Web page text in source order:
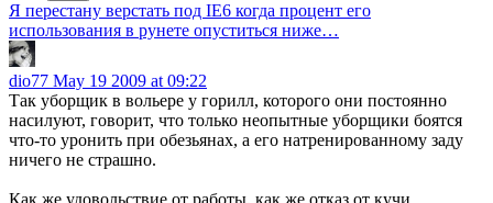
Я перестану верстать под IE6 когда процент его
использования в рунете опуститься ниже…
dio77 May 19 2009 at 09:22
Так уборщик в вольере у горилл, которого они постоянно
насилуют, говорит, что только неопытные уборщики боятся
что-то уронить при обезьянах, а его натренированному заду
ничего не страшно.
Как же удовольствие от работы, как же отказ от кучи